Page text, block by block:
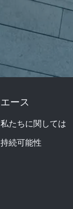
エース
私たちに関しては
持続可能性